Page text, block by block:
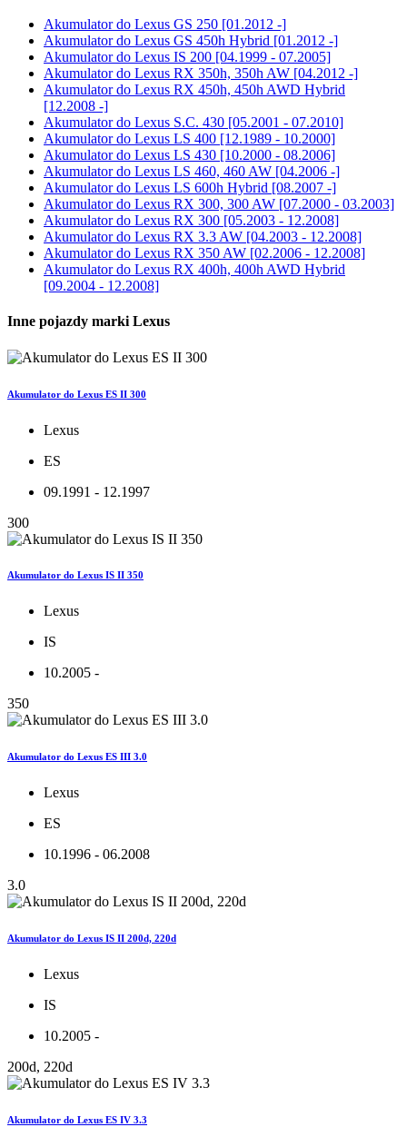
Akumulator do Lexus GS 250 [01.2012 -]
Akumulator do Lexus GS 450h Hybrid [01.2012 -]
Akumulator do Lexus IS 200 [04.1999 - 07.2005]
Akumulator do Lexus RX 350h, 350h AW [04.2012 -]
Akumulator do Lexus RX 450h, 450h AWD Hybrid
[12.2008 -]
Akumulator do Lexus S.C. 430 [05.2001 - 07.2010]
Akumulator do Lexus LS 400 [12.1989 - 10.2000]
Akumulator do Lexus LS 430 [10.2000 - 08.2006]
Akumulator do Lexus LS 460, 460 AW [04.2006 -]
Akumulator do Lexus LS 600h Hybrid [08.2007 -]
Akumulator do Lexus RX 300, 300 AW [07.2000 - 03.2003]
Akumulator do Lexus RX 300 [05.2003 - 12.2008]
Akumulator do Lexus RX 3.3 AW [04.2003 - 12.2008]
Akumulator do Lexus RX 350 AW [02.2006 - 12.2008]
Akumulator do Lexus RX 400h, 400h AWD Hybrid
[09.2004 - 12.2008]
Inne pojazdy marki Lexus
Akumulator do Lexus ES II 300
Lexus
ES
09.1991 - 12.1997
300
Akumulator do Lexus IS II 350
Lexus
IS
10.2005 -
350
Akumulator do Lexus ES III 3.0
Lexus
ES
10.1996 - 06.2008
3.0
Akumulator do Lexus IS II 200d, 220d
Lexus
IS
10.2005 -
200d, 220d
Akumulator do Lexus ES IV 3.3